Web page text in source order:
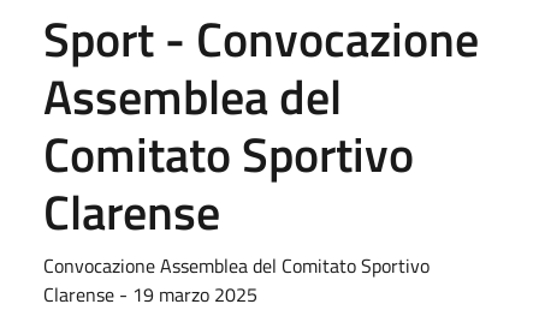
Sport - Convocazione
Assemblea del
Comitato Sportivo
Clarense
Convocazione Assemblea del Comitato Sportivo
Clarense - 19 marzo 2025